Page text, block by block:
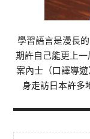
學習語言是漫長
期許自己能更上
案內士（口譯導
身走訪日本許多